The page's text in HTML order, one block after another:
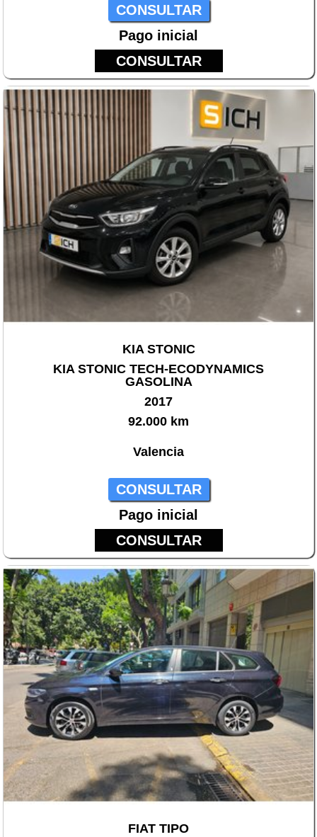
CONSULTAR
Pago inicial
CONSULTAR
KIA STONIC
KIA STONIC TECH-ECODYNAMICS
GASOLINA
2017
92.000 km
Valencia
CONSULTAR
Pago inicial
CONSULTAR
FIAT TIPO